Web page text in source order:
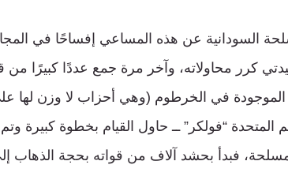
السودانية عن هذه المساعي إفساحًا في
كرر محاولاته، وآخر مرة جمع عددًا كبيرًا من
الموجودة في الخرطوم (وهي أحزاب لا وزن لها
“فولكر” ــ حاول القيام بخطوة كبيرة
فبدأ بحشد آلاف من قواته بحجة الذهاب